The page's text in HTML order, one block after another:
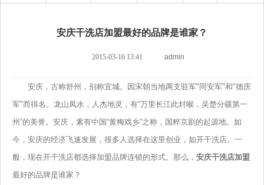
安庆干洗店加盟最好的品牌是谁家？
2015-03-16 13:41 admin
安庆，古称舒州，别称宜城。因宋朝当地两支驻军"同安军"和"德庆
军"而得名。龙山凤水，人杰地灵，有“万里长江此封喉，吴楚分疆第一
州”的美誉。安庆，素有中国“黄梅戏乡”之称，国粹京剧的起源地。如
今，安庆的经济飞速发展，很多人选择在这里创业，如开干洗店。一
般，现在开干洗店都选择加盟品牌连锁的形式。那么， 安庆干洗店加盟
最好的品牌是谁家？